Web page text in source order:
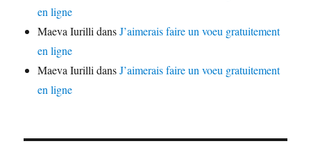
en ligne
Maeva Iurilli dansJ’aimerais faire un voeu gratuitement
en ligne
Maeva Iurilli dansJ’aimerais faire un voeu gratuitement
en ligne